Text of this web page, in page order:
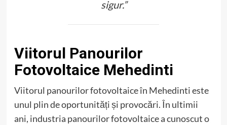
sigur.”
Viitorul Panourilor
Fotovoltaice Mehedinti
Viitorul panourilor fotovoltaice în Mehedinti este
unul plin de oportunități și provocări. În ultimii
ani, industria panourilor fotovoltaice a cunoscut o